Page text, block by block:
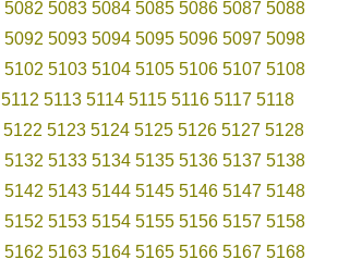
5082 5083 5084 5085 5086 5087 5088
5092 5093 5094 5095 5096 5097 5098
5102 5103 5104 5105 5106 5107 5108
5112 5113 5114 5115 5116 5117 5118
5122 5123 5124 5125 5126 5127 5128
5132 5133 5134 5135 5136 5137 5138
5142 5143 5144 5145 5146 5147 5148
5152 5153 5154 5155 5156 5157 5158
5162 5163 5164 5165 5166 5167 5168